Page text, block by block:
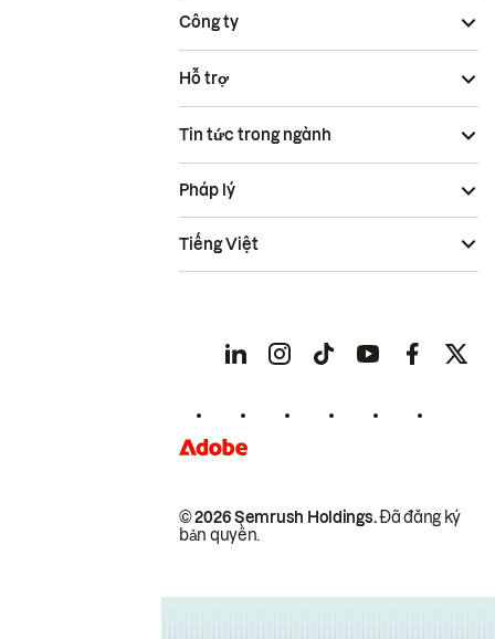
Công ty
Hỗ trợ
Tin tức trong ngành
© 2026 Semrush Holdings.Đã đăng ký
bản quyền.
Pháp lý
Tiếng Việt